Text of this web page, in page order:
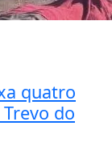
quatro
do